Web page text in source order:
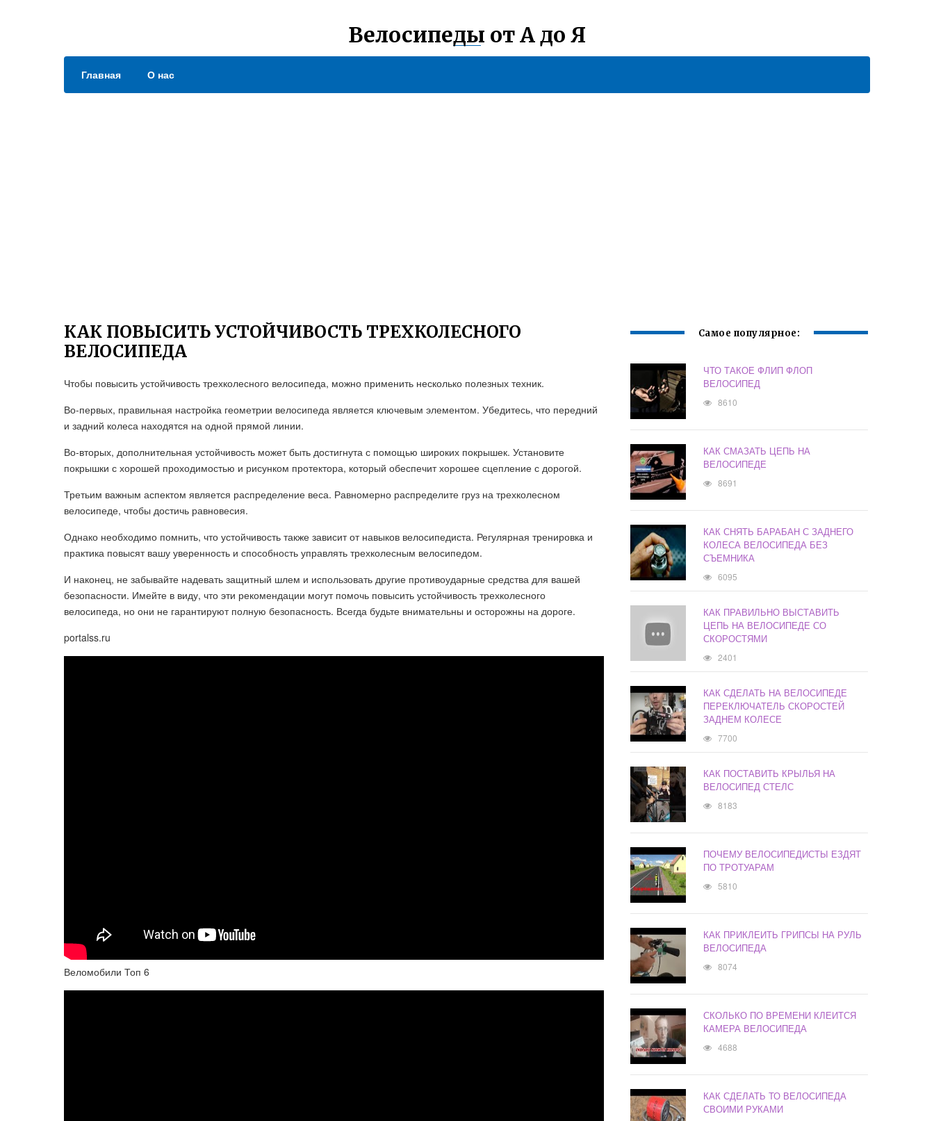
Велосипеды от А до Я
Главная О нас
КАК ПОВЫСИТЬ УСТОЙЧИВОСТЬ ТРЕХКОЛЕСНОГО
ВЕЛОСИПЕДА
Чтобы повысить устойчивость трехколесного велосипеда, можно применить несколько полезных техник.
Во-первых, правильная настройка геометрии велосипеда является ключевым элементом. Убедитесь, что передний
и задний колеса находятся на одной прямой линии.
Во-вторых, дополнительная устойчивость может быть достигнута с помощью широких покрышек. Установите
покрышки с хорошей проходимостью и рисунком протектора, который обеспечит хорошее сцепление с дорогой.
Третьим важным аспектом является распределение веса. Равномерно распределите груз на трехколесном
велосипеде, чтобы достичь равновесия.
Однако необходимо помнить, что устойчивость также зависит от навыков велосипедиста. Регулярная тренировка и
практика повысят вашу уверенность и способность управлять трехколесным велосипедом.
И наконец, не забывайте надевать защитный шлем и использовать другие противоударные средства для вашей
безопасности. Имейте в виду, что эти рекомендации могут помочь повысить устойчивость трехколесного
велосипеда, но они не гарантируют полную безопасность. Всегда будьте внимательны и осторожны на дороге.
portalss.ru
Веломобили Топ 6
Самое популярное:
ЧТО ТАКОЕ ФЛИП ФЛОП
ВЕЛОСИПЕД
8610
КАК СМАЗАТЬ ЦЕПЬ НА
ВЕЛОСИПЕДЕ
8691
КАК СНЯТЬ БАРАБАН С ЗАДНЕГО
КОЛЕСА ВЕЛОСИПЕДА БЕЗ
СЪЕМНИКА
6095
КАК ПРАВИЛЬНО ВЫСТАВИТЬ
ЦЕПЬ НА ВЕЛОСИПЕДЕ СО
СКОРОСТЯМИ
2401
КАК СДЕЛАТЬ НА ВЕЛОСИПЕДЕ
ПЕРЕКЛЮЧАТЕЛЬ СКОРОСТЕЙ
ЗАДНЕМ КОЛЕСЕ
7700
КАК ПОСТАВИТЬ КРЫЛЬЯ НА
ВЕЛОСИПЕД СТЕЛС
8183
ПОЧЕМУ ВЕЛОСИПЕДИСТЫ ЕЗДЯТ
ПО ТРОТУАРАМ
5810
КАК ПРИКЛЕИТЬ ГРИПСЫ НА РУЛЬ
ВЕЛОСИПЕДА
8074
СКОЛЬКО ПО ВРЕМЕНИ КЛЕИТСЯ
КАМЕРА ВЕЛОСИПЕДА
4688
КАК СДЕЛАТЬ ТО ВЕЛОСИПЕДА
СВОИМИ РУКАМИ